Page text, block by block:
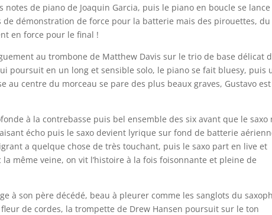
de piano de Joaquin Garcia, puis le piano en boucle se lance
de démonstration de force pour la batterie mais des pirouettes, du
en force pour le final !
au trombone de Matthew Davis sur le trio de base délicat
poursuit en un long et sensible solo, le piano se fait bluesy, puis
au centre du morceau se pare des plus beaux graves, Gustavo
à la contrebasse puis bel ensemble des six avant que le saxo
écho puis le saxo devient lyrique sur fond de batterie
a quelque chose de très touchant, puis le saxo part en live et
même veine, on vit l’histoire à la fois foisonnante et pleine de
à son père décédé, beau à pleurer comme les sanglots du
de cordes, la trompette de Drew Hansen poursuit sur le ton